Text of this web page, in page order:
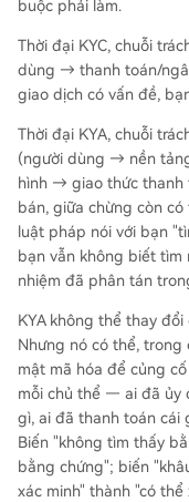
buộc phải làm.
Thời đại KYC, chuỗi
dùng → thanh toán/
giao dịch có vấn đề,
Thời đại KYA, chuỗi
(người dùng → nền
hình → giao thức
bán, giữa chừng còn
luật pháp nói với bạn
bạn vẫn không biết
nhiệm đã phân tán
KYA không thể thay
Nhưng nó có thể,
mật mã hóa để củng
mỗi chủ thể — ai đã ủy
gì, ai đã thanh toán cái
Biến "không tìm thấy
bằng chứng"; biến
xác minh" thành "có thể